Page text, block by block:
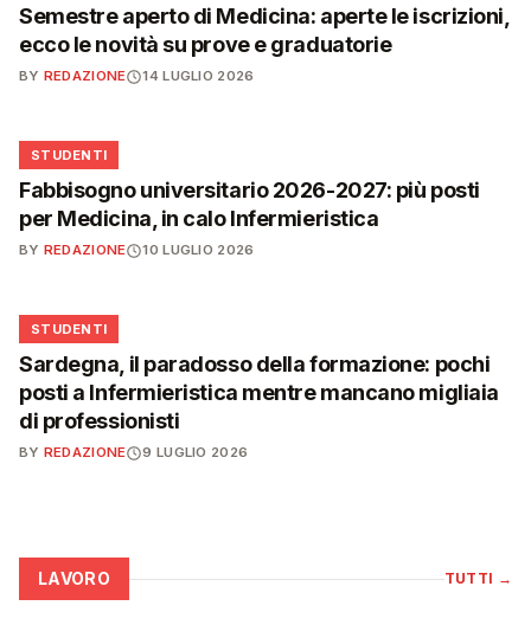
Semestre aperto di Medicina: aperte le iscrizioni,
ecco le novità su prove e graduatorie
BY REDAZIONE 14 LUGLIO 2026
🎓
STUDENTI
Fabbisogno universitario 2026-2027: più posti
per Medicina, in calo Infermieristica
BY REDAZIONE 10 LUGLIO 2026
🎓
STUDENTI
Sardegna, il paradosso della formazione: pochi
posti a Infermieristica mentre mancano migliaia
di professionisti
BY REDAZIONE 9 LUGLIO 2026
LAVORO TUTTI →